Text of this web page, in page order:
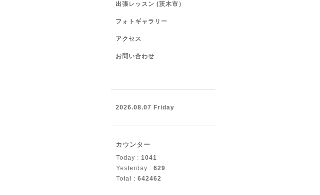
出張レッスン (茨木市）
フォトギャラリー
アクセス
お問い合わせ
2026.08.07 Friday
カウンター
Today : 1041
Yesterday : 629
Total : 642462